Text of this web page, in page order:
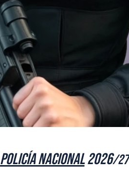
Policía Nacional2026/27